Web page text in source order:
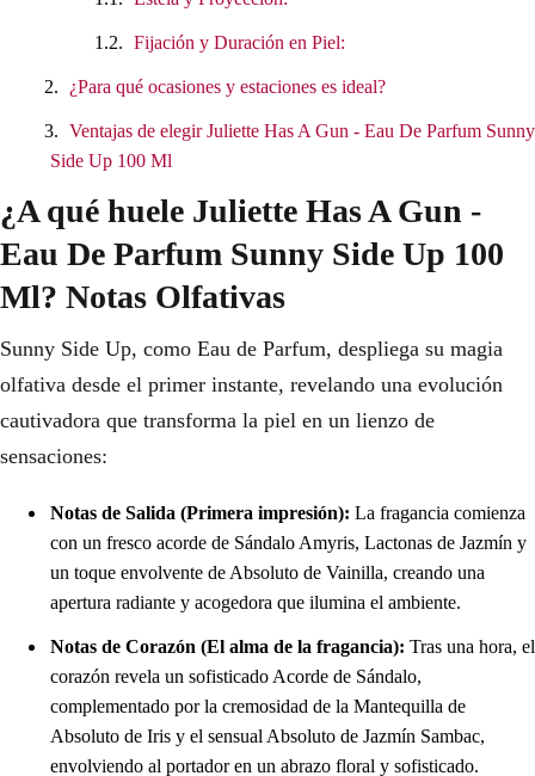
Fijación y Duración en Piel:
¿Para qué ocasiones y estaciones es ideal?
Ventajas de elegir Juliette Has A Gun - Eau De Parfum Sunny
Side Up 100 Ml
¿A qué huele Juliette Has A Gun -
Eau De Parfum Sunny Side Up 100
Ml? Notas Olfativas
Sunny Side Up, como Eau de Parfum, despliega su magia
olfativa desde el primer instante, revelando una evolución
cautivadora que transforma la piel en un lienzo de
sensaciones:
Notas de Salida (Primera impresión): La fragancia comienza
con un fresco acorde de Sándalo Amyris, Lactonas de Jazmín y
un toque envolvente de Absoluto de Vainilla, creando una
apertura radiante y acogedora que ilumina el ambiente.
Notas de Corazón (El alma de la fragancia): Tras una hora, el
corazón revela un sofisticado Acorde de Sándalo,
complementado por la cremosidad de la Mantequilla de
Absoluto de Iris y el sensual Absoluto de Jazmín Sambac,
envolviendo al portador en un abrazo floral y sofisticado.